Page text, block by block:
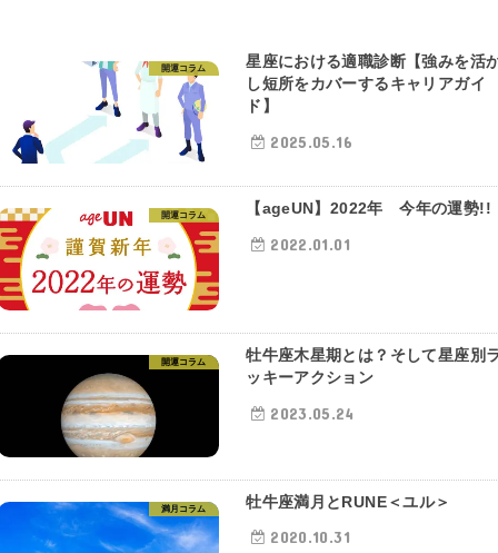
開運コラム
星座における適職診断【強みを活
し短所をカバーするキャリアガイ
ド】
2025.05.16
開運コラム 【ageUN】2022年 今年の運勢!!
2022.01.01
開運コラム
牡牛座木星期とは？そして星座別
ッキーアクション
2023.05.24
満月コラム 牡牛座満月とRUNE＜ユル＞
2020.10.31